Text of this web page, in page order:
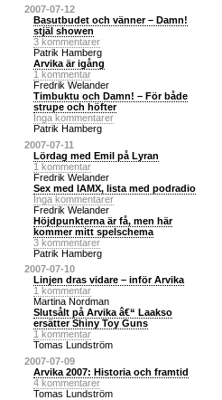
2007-07-12
Basutbudet och vänner – Damn!
stjäl showen
3 kommentarer
Patrik Hamberg
Arvika är igång
1 kommentar
Fredrik Welander
Timbuktu och Damn! – För både
strupe och höfter
Inga kommentarer
Patrik Hamberg
2007-07-11
Lördag med Emil på Lyran
1 kommentar
Fredrik Welander
Sex med IAMX, lista med podradio
Inga kommentarer
Fredrik Welander
Höjdpunkterna är få, men här
kommer mitt spelschema
3 kommentarer
Patrik Hamberg
2007-07-10
Linjen dras vidare – inför Arvika
1 kommentar
Martina Nordman
Slutsålt på Arvika â€“ Laakso
ersätter Shiny Toy Guns
1 kommentar
Tomas Lundström
2007-07-09
Arvika 2007: Historia och framtid
4 kommentarer
Tomas Lundström